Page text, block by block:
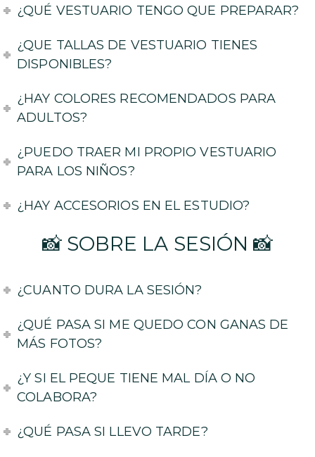
¿QUÉ VESTUARIO TENGO QUE PREPARAR?
¿QUE TALLAS DE VESTUARIO TIENES
DISPONIBLES?
¿HAY COLORES RECOMENDADOS PARA
ADULTOS?
¿PUEDO TRAER MI PROPIO VESTUARIO
PARA LOS NIÑOS?
¿HAY ACCESORIOS EN EL ESTUDIO?
📸 SOBRE LA SESIÓN 📸
¿CUANTO DURA LA SESIÓN?
¿QUÉ PASA SI ME QUEDO CON GANAS DE
MÁS FOTOS?
¿Y SI EL PEQUE TIENE MAL DÍA O NO
COLABORA?
¿QUÉ PASA SI LLEVO TARDE?